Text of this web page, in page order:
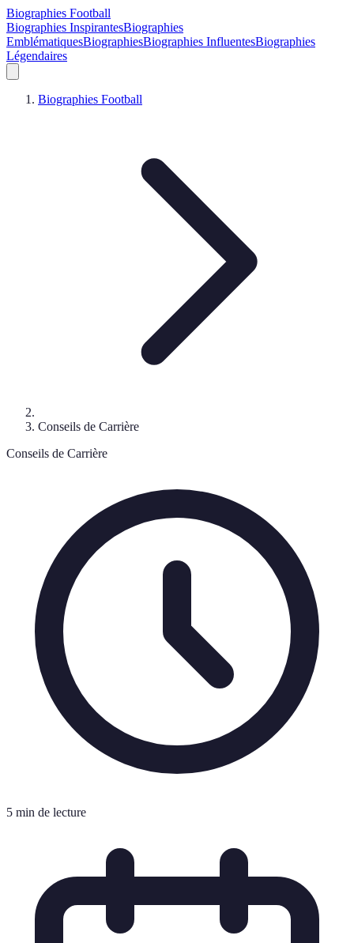
Biographies Football
Biographies InspirantesBiographies
EmblématiquesBiographiesBiographies InfluentesBiographies
Légendaires
Biographies Football
Conseils de Carrière
Conseils de Carrière
5 min de lecture